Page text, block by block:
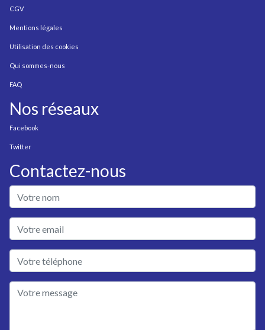
CGV
Mentions légales
Utilisation des cookies
Qui sommes-nous
FAQ
Nos réseaux
Facebook
Twitter
Contactez-nous